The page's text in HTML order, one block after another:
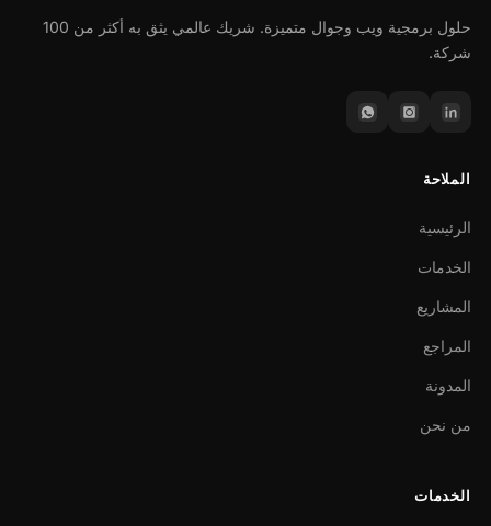
حلول برمجية ويب وجوال متميزة. شريك عالمي يثق به أكثر من 100
شركة.
الملاحة
الرئيسية
الخدمات
المشاريع
المراجع
المدونة
من نحن
الخدمات